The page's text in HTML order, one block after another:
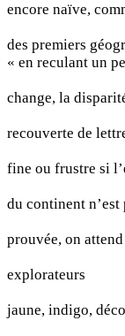
encore naïve,
des premiers
« en reculant un
change, la
recouverte de
fine ou frustre si
du continent n’est
prouvée, on
explorateurs
jaune, indigo,